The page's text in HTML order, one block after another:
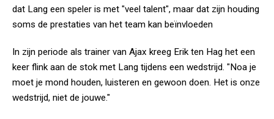
dat Lang een speler is met "veel talent", maar dat zijn houding
soms de prestaties van het team kan beïnvloeden​
In zijn periode als trainer van Ajax kreeg Erik ten Hag het een
keer flink aan de stok met Lang tijdens een wedstrijd. "Noa je
moet je mond houden, luisteren en gewoon doen. Het is onze
wedstrijd, niet de jouwe."